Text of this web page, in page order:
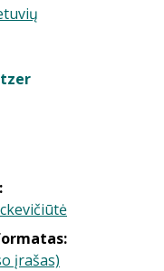
įrašas)